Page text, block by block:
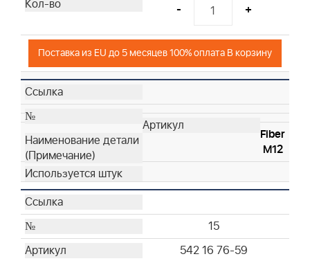
- +
Поставка из EU до 5 месяцев 100% оплата В корзину
Fiber
M12
15
542 16 76-59